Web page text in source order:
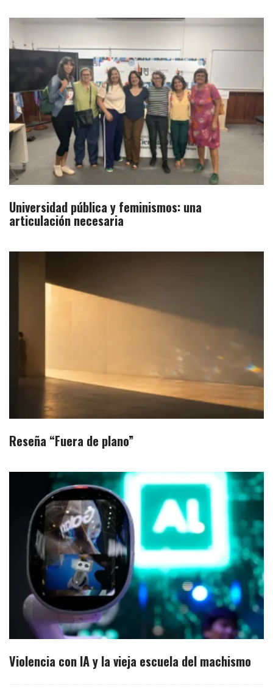
Universidad pública y feminismos: una
articulación necesaria
Reseña “Fuera de plano”
Violencia con IA y la vieja escuela del machismo